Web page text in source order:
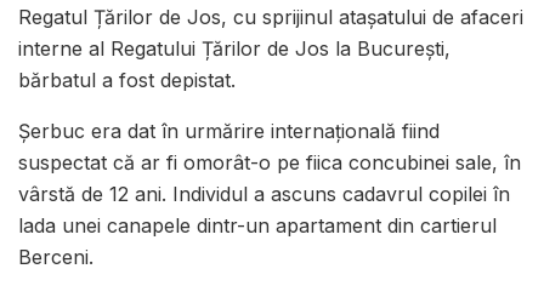
Regatul Țărilor de Jos, cu sprijinul atașatului de afaceri
interne al Regatului Țărilor de Jos la București,
bărbatul a fost depistat.
Șerbuc era dat în urmărire internațională fiind
suspectat că ar fi omorât-o pe fiica concubinei sale, în
vârstă de 12 ani. Individul a ascuns cadavrul copilei în
lada unei canapele dintr-un apartament din cartierul
Berceni.